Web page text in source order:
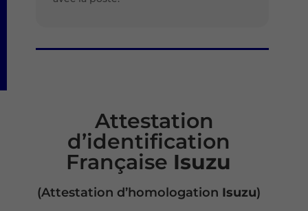
Attestation
d’identification
Française Isuzu
(Attestation d’homologation Isuzu)